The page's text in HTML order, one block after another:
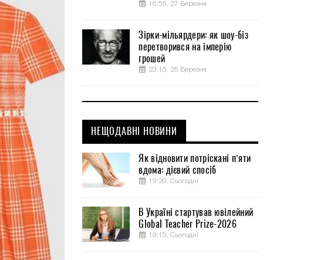
16:55, 27 Березня
Зірки-мільярдери: як шоу-біз
перетворився на імперію
грошей
23:15, 25 Березня
НЕЩОДАВНІ НОВИНИ
Як відновити потріскані п’яти
вдома: дієвий спосіб
19:20, Сьогодні
В Україні стартував ювілейний
Global Teacher Prize-2026
19:15, Сьогодні